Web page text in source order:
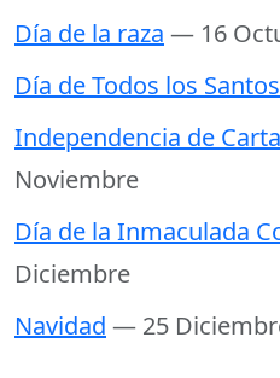
Día de la raza — 16
Día de Todos los Santos
Independencia de
Noviembre
Día de la Inmaculada
Diciembre
Navidad — 25